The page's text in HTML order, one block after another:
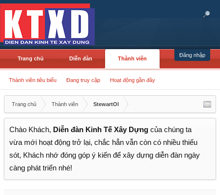
Đăng nhập
Trang chủ Diễn đàn Thành viên
Thành viên tiêu biểu Đang truy cập Hoạt động gần đây
Trang chủ Thành viên StewartOl
Chào Khách, Diễn đàn Kinh Tế Xây Dựng của chúng ta
vừa mới hoạt động trở lại, chắc hẳn vẫn còn có nhiều thiếu
sót, Khách nhớ đóng góp ý kiến để xây dựng diễn đàn ngày
càng phát triển nhé!